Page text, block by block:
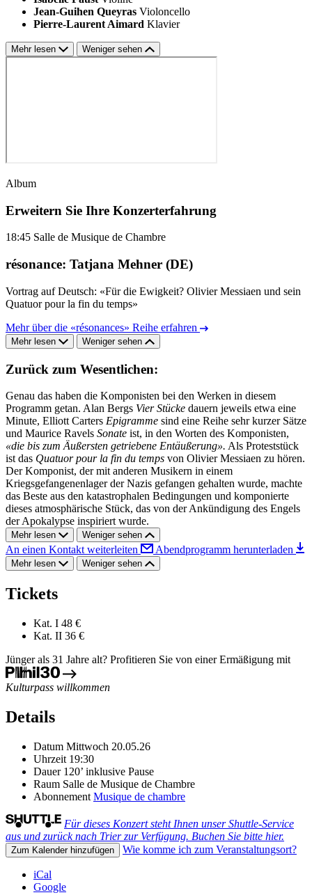
Jean-Guihen Queyras Violoncello
Pierre-Laurent Aimard Klavier
Mehr lesen Weniger sehen
Album
Erweitern Sie Ihre Konzerterfahrung
18:45 Salle de Musique de Chambre
résonance: Tatjana Mehner (DE)
Vortrag auf Deutsch: «Für die Ewigkeit? Olivier Messiaen und sein
Quatuor pour la fin du temps»
Mehr über die «résonances» Reihe erfahren
Mehr lesen Weniger sehen
Zurück zum Wesentlichen:
Genau das haben die Komponisten bei den Werken in diesem
Programm getan. Alan Bergs Vier Stücke dauern jeweils etwa eine
Minute, Elliott Carters Epigramme sind eine Reihe sehr kurzer Sätze
und Maurice Ravels Sonate ist, in den Worten des Komponisten,
«die bis zum Äußersten getriebene Entäußerung». Als Proteststück
ist das Quatuor pour la fin du temps von Olivier Messiaen zu hören.
Der Komponist, der mit anderen Musikern in einem
Kriegsgefangenenlager der Nazis gefangen gehalten wurde, machte
das Beste aus den katastrophalen Bedingungen und komponierte
dieses atmosphärische Stück, das von der Ankündigung des Engels
der Apokalypse inspiriert wurde.
Mehr lesen Weniger sehen
An einen Kontakt weiterleiten Abendprogramm herunterladen
Mehr lesen Weniger sehen
Tickets
Kat. I 48 €
Kat. II 36 €
Jünger als 31 Jahre alt? Profitieren Sie von einer Ermäßigung mit
Kulturpass willkommen
Details
Datum Mittwoch 20.05.26
Uhrzeit 19:30
Dauer 120’ inklusive Pause
Raum Salle de Musique de Chambre
Abonnement Musique de chambre
Für dieses Konzert steht Ihnen unser Shuttle-Service
aus und zurück nach Trier zur Verfügung. Buchen Sie bitte hier.
Zum Kalender hinzufügen Wie komme ich zum Veranstaltungsort?
iCal
Google